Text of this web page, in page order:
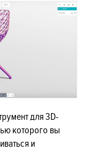
для 3D-
которого вы
и